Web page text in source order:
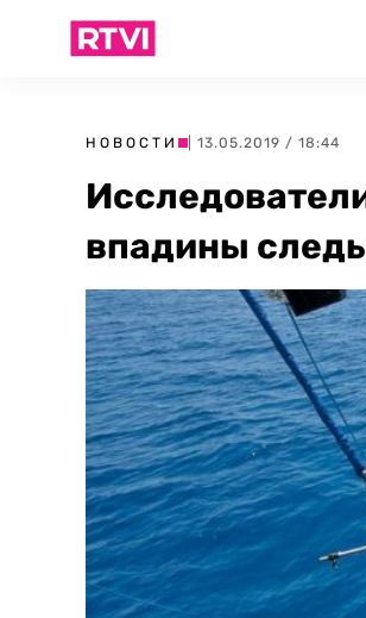
НОВОСТИ | 13.05.2019 / 18:44
впадины